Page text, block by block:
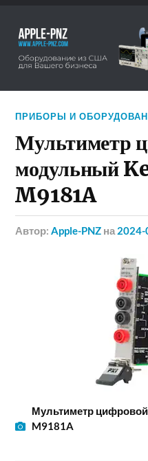
ПРИБОРЫ И
Мультиметр
модульный
M9181A
Автор:Apple-PNZ на 2024-
Мультиметр
M9181A